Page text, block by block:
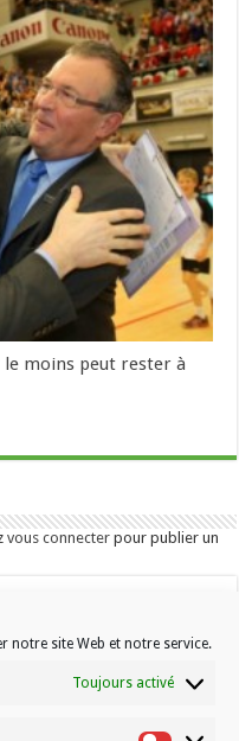
notre site Web et notre service.
Toujours activé
le moins peut rester à
vous connecter pour publier un